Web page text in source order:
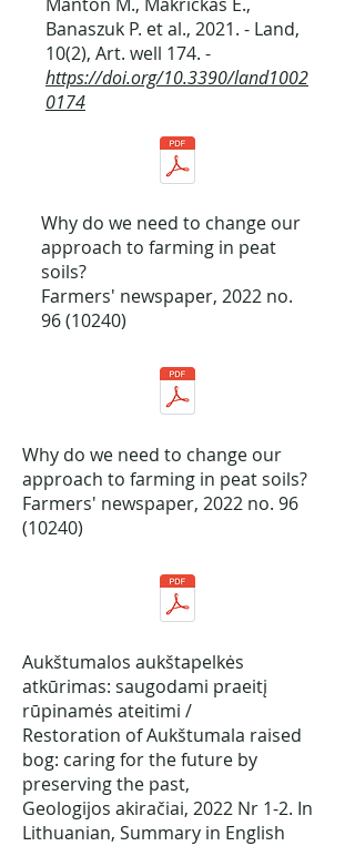
Banaszuk P. et al., 2021. - Land,
10(2), Art. well 174. -
https://doi.org/10.3390/land1002
0174
Why do we need to change our
approach to farming in peat
soils?
Farmers' newspaper, 2022 no.
96 (10240)
Why do we need to change our
approach to farming in peat soils?
Farmers' newspaper, 2022 no. 96
(10240)
Aukštumalos aukštapelkės
atkūrimas: saugodami praeitį
rūpinamės ateitimi /
Restoration of Aukštumala raised
bog: caring for the future by
preserving the past,
Geologijos akiračiai, 2022 Nr 1-2. In
Lithuanian, Summary in English